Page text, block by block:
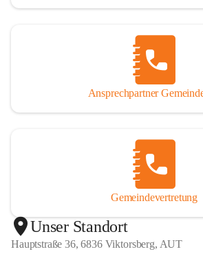
Ansprechpartner
Gemeindevertretung
Unser Standort
Hauptstraße 36, 6836 Viktorsberg, AUT